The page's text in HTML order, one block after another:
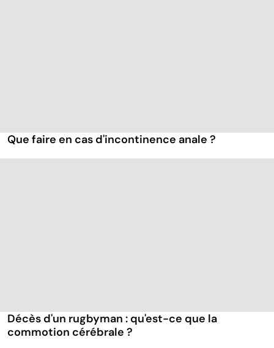
Que faire en cas d'incontinence anale ?
Décès d'un rugbyman : qu'est-ce que la
commotion cérébrale ?